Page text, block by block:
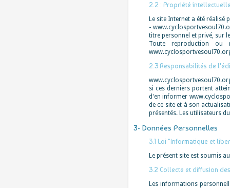
2.2 : Propriété
Le site Internet a été réalisé
-
titre personnel et privé, sur
Toute reproduction ou
2.3 Responsabilités de
si ces derniers portent
d'en informer
de ce site et à son
présentés. Les utilisateurs
3- Données Personnelles
3.1 Loi "Informatique et
Le présent site est soumis
3.2 Collecte et diffusion
Les informations